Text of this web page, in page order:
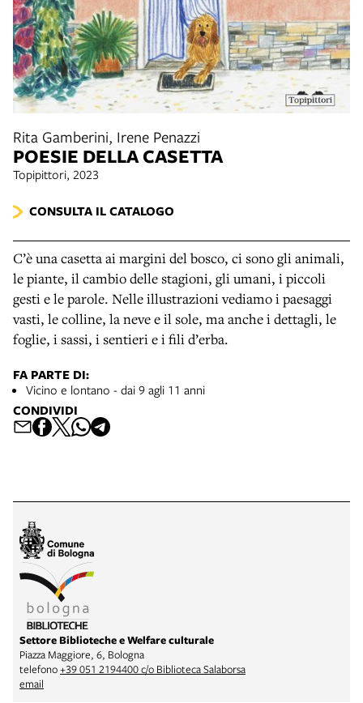
Rita Gamberini, Irene Penazzi
POESIE DELLA CASETTA
Topipittori, 2023
CONSULTA IL CATALOGO
C’è una casetta ai margini del bosco, ci sono gli animali,
le piante, il cambio delle stagioni, gli umani, i piccoli
gesti e le parole. Nelle illustrazioni vediamo i paesaggi
vasti, le colline, la neve e il sole, ma anche i dettagli, le
foglie, i sassi, i sentieri e i fili d’erba.
FA PARTE DI:
Vicino e lontano - dai 9 agli 11 anni
CONDIVIDI
Settore Biblioteche e Welfare culturale
Piazza Maggiore, 6, Bologna
telefono+39 051 2194400 c/o Biblioteca Salaborsa
email